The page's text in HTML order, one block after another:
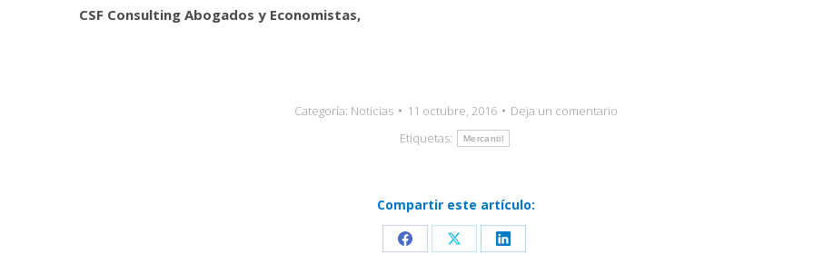
CSF Consulting Abogados y Economistas,
Categoría: Noticias 11 octubre, 2016
Deja un comentario
Etiquetas:
Mercantil
Compartir este artículo:
Share Share Share